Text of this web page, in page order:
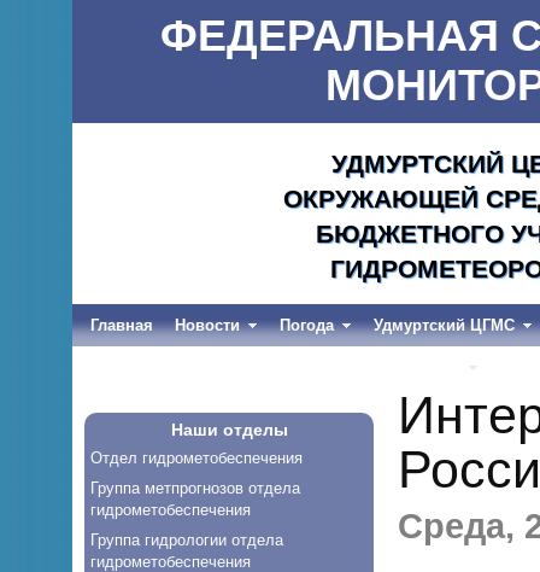
ФЕДЕРАЛЬНАЯ
УДМУРТСКИЙ
ОКРУЖАЮЩЕЙ
БЮДЖЕТНОГО
Главная Новости Погода Удмуртский ЦГМС
Наши отделы
Отдел гидрометобеспечения
Группа метпрогнозов отдела
гидрометобеспечения
Группа гидрологии отдела
гидрометобеспечения
Среда,